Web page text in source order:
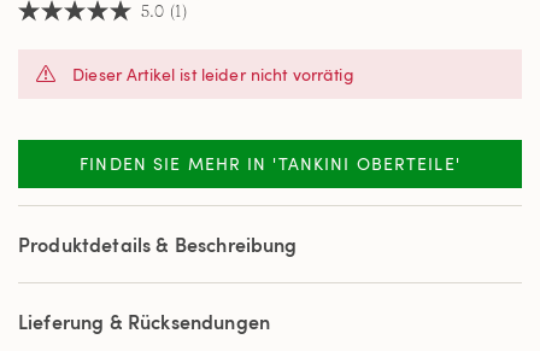
5.0
Sternen,
Bewertung.
Review.
Link
derselben
5.0 (1)
Dieser Artikel ist leider nicht vorrätig
FINDEN SIE MEHR IN 'TANKINI OBERTEILE'
Produktdetails & Beschreibung
Lieferung & Rücksendungen